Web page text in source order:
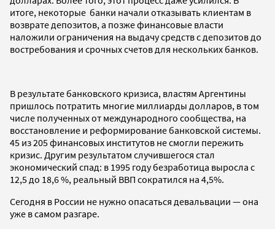
итоге, некоторые банки начали отказывать клиентам в
возврате депозитов, а позже финансовые власти
наложили ограничения на выдачу средств с депозитов до
востребования и срочных счетов для нескольких банков.
В результате банковского кризиса, властям Аргентины
пришлось потратить многие миллиарды долларов, в том
числе полученных от международного сообщества, на
восстановление и реформирование банковской системы.
45 из 205 финансовых институтов не смогли пережить
кризис. Другим результатом случившегося стал
экономический спад: в 1995 году безработица выросла с
12,5 до 18,6 %, реальный ВВП сократился на 4,5%.
Сегодня в России не нужно опасаться девальвации — она
уже в самом разгаре.